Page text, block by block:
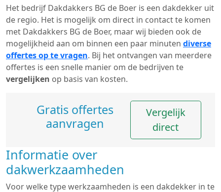
Het bedrijf Dakdakkers BG de Boer is een dakdekker uit
de regio. Het is mogelijk om direct in contact te komen
met Dakdakkers BG de Boer, maar wij bieden ook de
mogelijkheid aan om binnen een paar minuten diverse
offertes op te vragen. Bij het ontvangen van meerdere
offertes is een snelle manier om de bedrijven te
vergelijken op basis van kosten.
Gratis offertes
aanvragen
Vergelijk
direct
Informatie over
dakwerkzaamheden
Voor welke type werkzaamheden is een dakdekker in te